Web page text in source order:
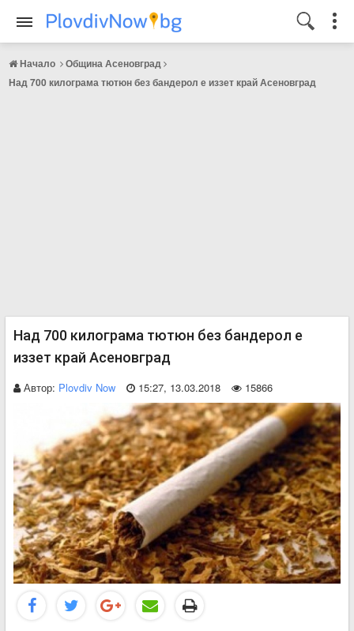
Начало
Община Асеновград
Над 700 килограма тютюн без бандерол е иззет край Асеновград
Над 700 килограма тютюн без бандерол е
иззет край Асеновград
Автор: Plovdiv Now 15:27, 13.03.2018 15866